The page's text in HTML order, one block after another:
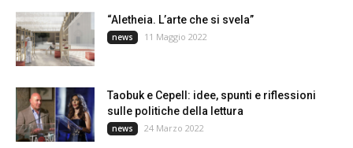
“Aletheia. L’arte che si svela”
news 11 Maggio 2022
Taobuk e Cepell: idee, spunti e riflessioni
sulle politiche della lettura
news 24 Marzo 2022